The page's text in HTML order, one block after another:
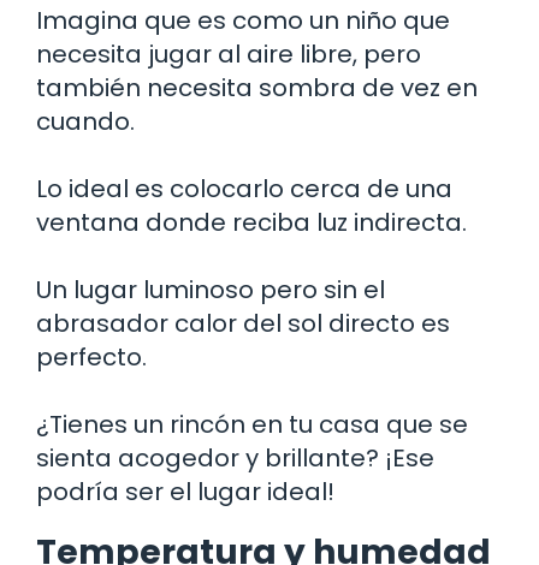
Imagina que es como un niño que
necesita jugar al aire libre, pero
también necesita sombra de vez en
cuando.
Lo ideal es colocarlo cerca de una
ventana donde reciba luz indirecta.
Un lugar luminoso pero sin el
abrasador calor del sol directo es
perfecto.
¿Tienes un rincón en tu casa que se
sienta acogedor y brillante? ¡Ese
podría ser el lugar ideal!
Temperatura y humedad